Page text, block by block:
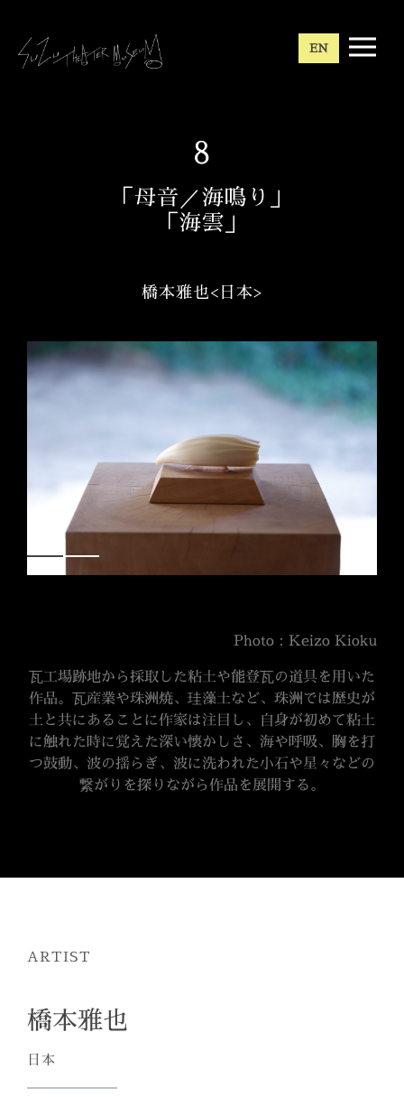
EN
8
「母音／海鳴り」
「海雲」
橋本雅也<日本>
Photo：Keizo Kioku
瓦工場跡地から採取した粘土や能登瓦の道具を用いた
作品。瓦産業や珠洲焼、珪藻土など、珠洲では歴史が
土と共にあることに作家は注目し、自身が初めて粘土
に触れた時に覚えた深い懐かしさ、海や呼吸、胸を打
つ鼓動、波の揺らぎ、波に洗われた小石や星々などの
繋がりを探りながら作品を展開する。
ARTIST
橋本雅也
日本